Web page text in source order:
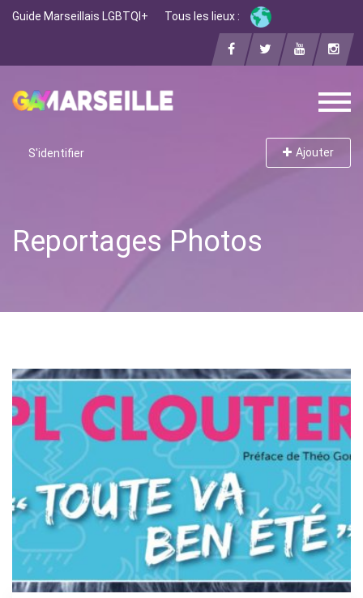
Guide Marseillais LGBTQI+ Tous les lieux :
S'identifier Ajouter
Reportages Photos